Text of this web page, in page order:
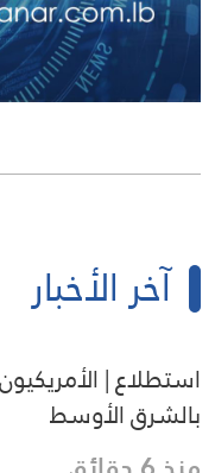
آخر الأخبار
استطلاع |
بالشرق الأوسط